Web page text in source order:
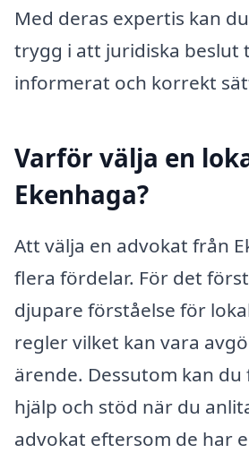
Med deras expertis kan
trygg i att juridiska beslut
informerat och korrekt
Varför välja en
Ekenhaga?
Att välja en advokat från
flera fördelar. För det
djupare förståelse för
regler vilket kan vara
ärende. Dessutom kan du
hjälp och stöd när du
advokat eftersom de har